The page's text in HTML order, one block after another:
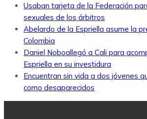
Usaban tarjeta de la Federación
sexuales de los árbitros
Abelardo de la Espriella asume la
Colombia
Daniel Noboallegó a Cali para
Espriella en su investidura
Encuentran sin vida a dos jóvenes
como desaparecidos